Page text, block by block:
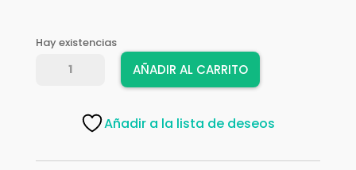
Hay existencias
AÑADIR AL CARRITO
Añadir a la lista de deseos